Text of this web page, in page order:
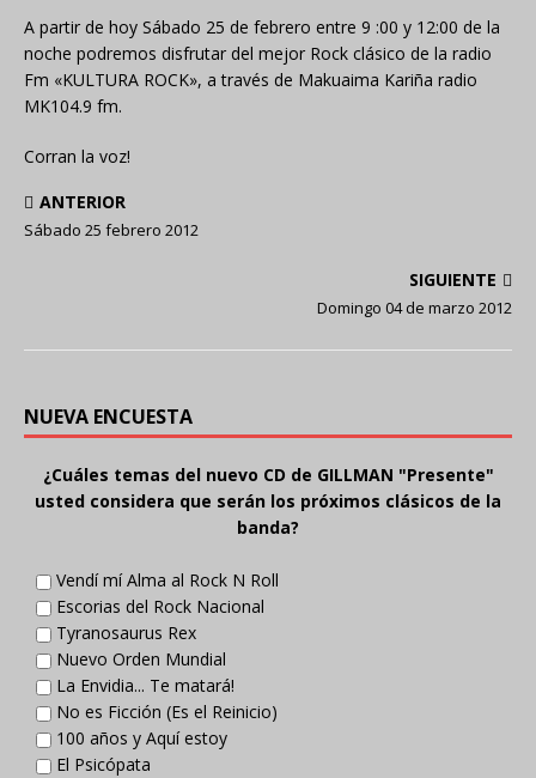
A partir de hoy Sábado 25 de febrero entre 9 :00 y 12:00 de la
noche podremos disfrutar del mejor Rock clásico de la radio
Fm «KULTURA ROCK», a través de Makuaima Kariña radio
MK104.9 fm.
Corran la voz!
ANTERIOR
Sábado 25 febrero 2012
SIGUIENTE
Domingo 04 de marzo 2012
NUEVA ENCUESTA
¿Cuáles temas del nuevo CD de GILLMAN "Presente"
usted considera que serán los próximos clásicos de la
banda?
Vendí mí Alma al Rock N Roll
Escorias del Rock Nacional
Tyranosaurus Rex
Nuevo Orden Mundial
La Envidia... Te matará!
No es Ficción (Es el Reinicio)
100 años y Aquí estoy
El Psicópata